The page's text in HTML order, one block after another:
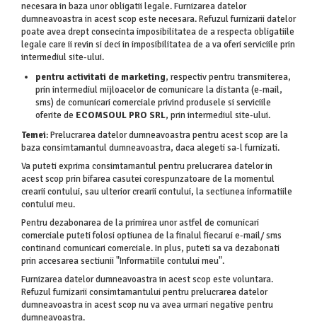
necesara in baza unor obligatii legale. Furnizarea datelor
dumneavoastra in acest scop este necesara. Refuzul furnizarii datelor
poate avea drept consecinta imposibilitatea de a respecta obligatiile
legale care ii revin si deci in imposibilitatea de a va oferi serviciile prin
intermediul site-ului.
pentru activitati de marketing, respectiv pentru transmiterea,
prin intermediul mijloacelor de comunicare la distanta (e-mail,
sms) de comunicari comerciale privind produsele si serviciile
oferite de ECOMSOUL PRO SRL, prin intermediul site-ului.
Temei: Prelucrarea datelor dumneavoastra pentru acest scop are la
baza consimtamantul dumneavoastra, daca alegeti sa-l furnizati.
Va puteti exprima consimtamantul pentru prelucrarea datelor in
acest scop prin bifarea casutei corespunzatoare de la momentul
crearii contului, sau ulterior crearii contului, la sectiunea informatiile
contului meu.
Pentru dezabonarea de la primirea unor astfel de comunicari
comerciale puteti folosi optiunea de la finalul fiecarui e-mail/ sms
continand comunicari comerciale. In plus, puteti sa va dezabonati
prin accesarea sectiunii "Informatiile contului meu".
Furnizarea datelor dumneavoastra in acest scop este voluntara.
Refuzul furnizarii consimtamantului pentru prelucrarea datelor
dumneavoastra in acest scop nu va avea urmari negative pentru
dumneavoastra.